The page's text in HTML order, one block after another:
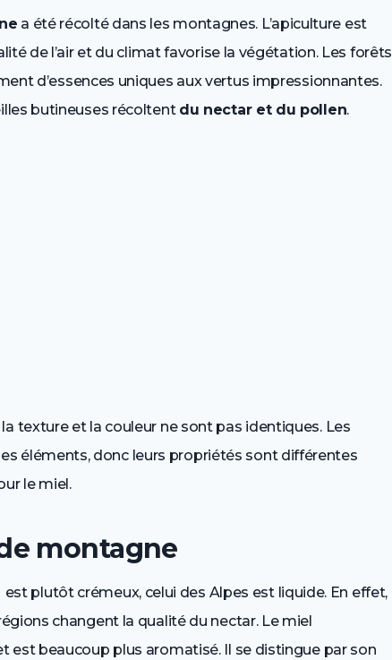
a été récolté dans les montagnes. L’apiculture est
de l’air et du climat favorise la végétation. Les forêts
d’essences uniques aux vertus impressionnantes.
butineuses récoltent du nectar et du pollen.
texture et la couleur ne sont pas identiques. Les
éléments, donc leurs propriétés sont différentes
le miel.
montagne
est plutôt crémeux, celui des Alpes est liquide. En effet,
changent la qualité du nectar. Le miel
est beaucoup plus aromatisé. Il se distingue par son